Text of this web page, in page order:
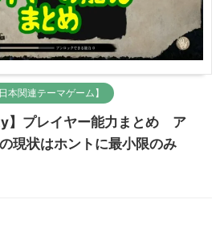
日本関連テーマゲーム】
】プレイヤー能力まとめ ア
現状はホントに最小限のみ